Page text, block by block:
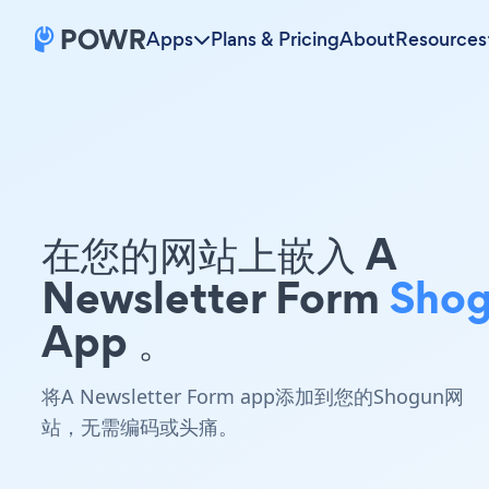
Apps Plans & PricingAboutResources
在您的网站上嵌入 A
Newsletter Form
App 。
将A Newsletter Form app添加到您的Shogun网
站，无需编码或头痛。